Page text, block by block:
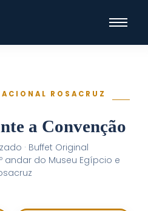
ROSACRUZ
a Convenção
· Buffet Original
andar do Museu Egípcio e